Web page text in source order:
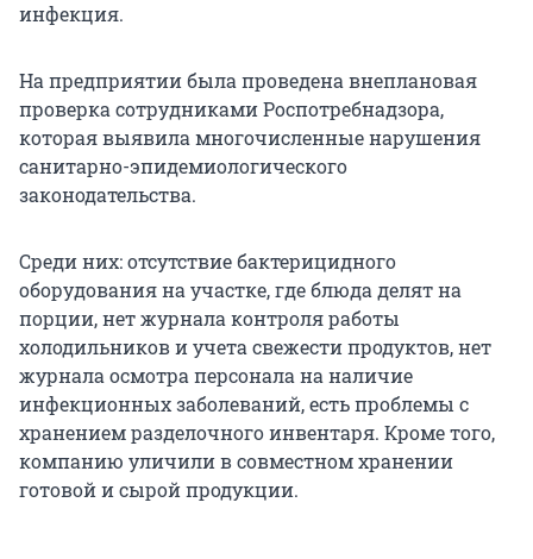
инфекция.
На предприятии была проведена внеплановая
проверка сотрудниками Роспотребнадзора,
которая выявила многочисленные нарушения
санитарно-эпидемиологического
законодательства.
Среди них: отсутствие бактерицидного
оборудования на участке, где блюда делят на
порции, нет журнала контроля работы
холодильников и учета свежести продуктов, нет
журнала осмотра персонала на наличие
инфекционных заболеваний, есть проблемы с
хранением разделочного инвентаря. Кроме того,
компанию уличили в совместном хранении
готовой и сырой продукции.